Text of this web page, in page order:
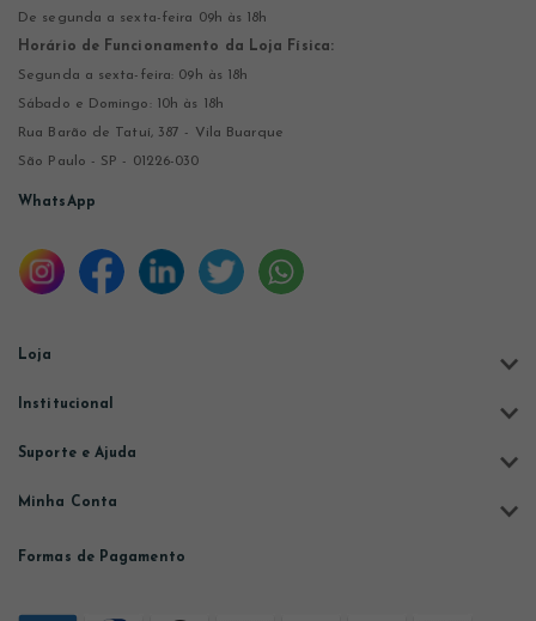
De segunda a sexta-feira 09h às 18h
Horário de Funcionamento da Loja Física:
Segunda a sexta-feira: 09h às 18h
Sábado e Domingo: 10h às 18h
Rua Barão de Tatuí, 387 - Vila Buarque
São Paulo - SP - 01226-030
WhatsApp
Loja
Institucional
Suporte e Ajuda
Minha Conta
Formas de Pagamento